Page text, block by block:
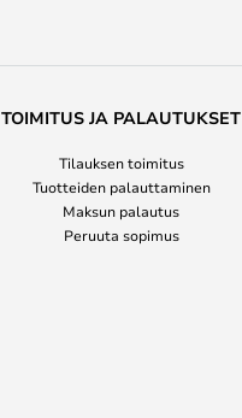
TOIMITUS JA PALAUTUKSET
Tilauksen toimitus
Tuotteiden palauttaminen
Maksun palautus
Peruuta sopimus